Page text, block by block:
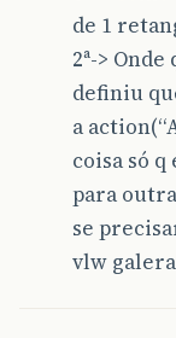
de 1
2ª->
definiu
a
coisa só q
para
se
vlw galera